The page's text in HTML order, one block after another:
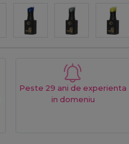
Peste 29 ani de experienta
in domeniu